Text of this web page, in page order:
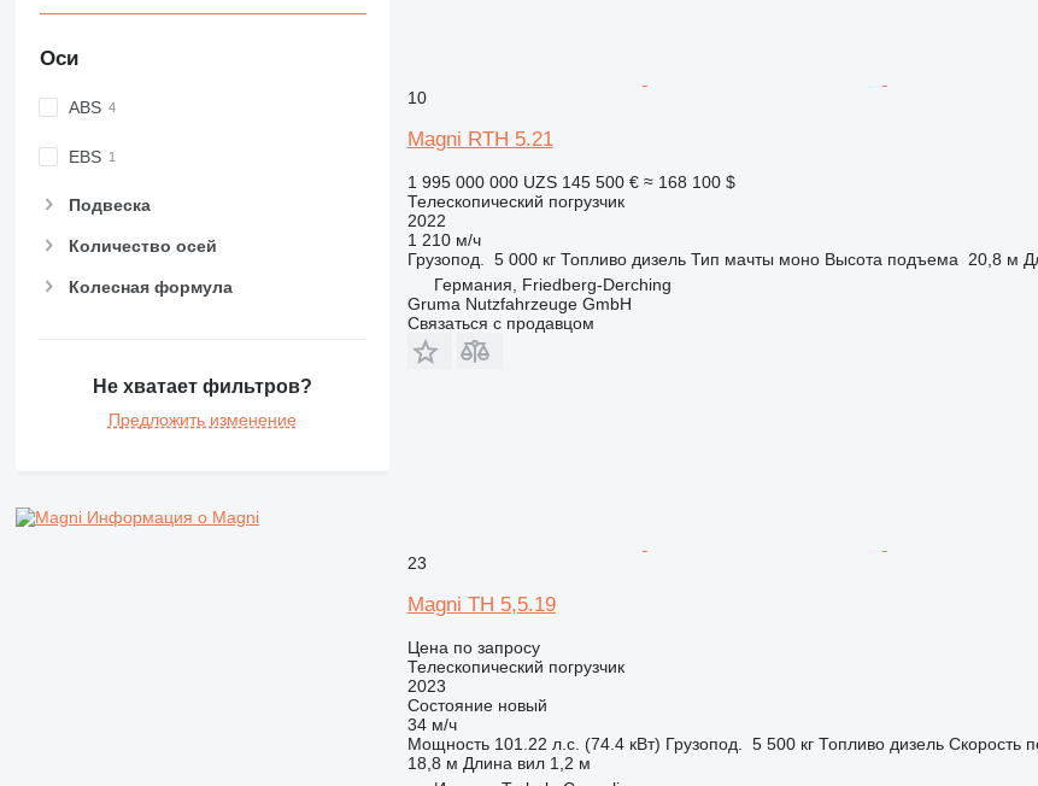
Оси
ABS
EBS
Подвеска
Количество осей
Колесная формула
Не хватает фильтров?
Предложить изменение
Информация о Magni
10
Magni RTH 5.21
1 995 000 000 UZS 145 500 € ≈ 168 100 $
Телескопический погрузчик
2022
1 210 м/ч
Грузопод.
5 000 кг Топливо дизель Тип мачты моно Высота подъема 20,8 м
Германия, Friedberg-Derching
Gruma Nutzfahrzeuge GmbH
Связаться с продавцом
23
Magni TH 5,5.19
Цена по запросу
Телескопический погрузчик
2023
Состояниеновый
34 м/ч
Мощность 101.22 л.с. (74.4 кВт) Грузопод. 5 500 кг Топливо дизель Скорость
18,8 м Длина вил 1,2 м